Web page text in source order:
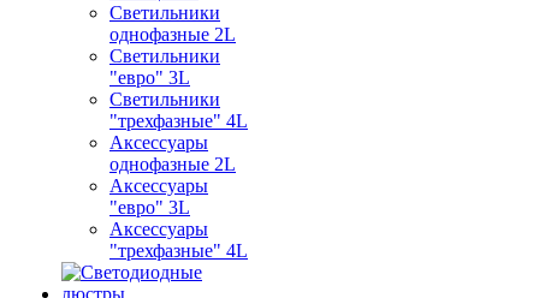
Светильники
однофазные 2L
Светильники
"евро" 3L
Светильники
"трехфазные" 4L
Аксессуары
однофазные 2L
Аксессуары
"евро" 3L
Аксессуары
"трехфазные" 4L